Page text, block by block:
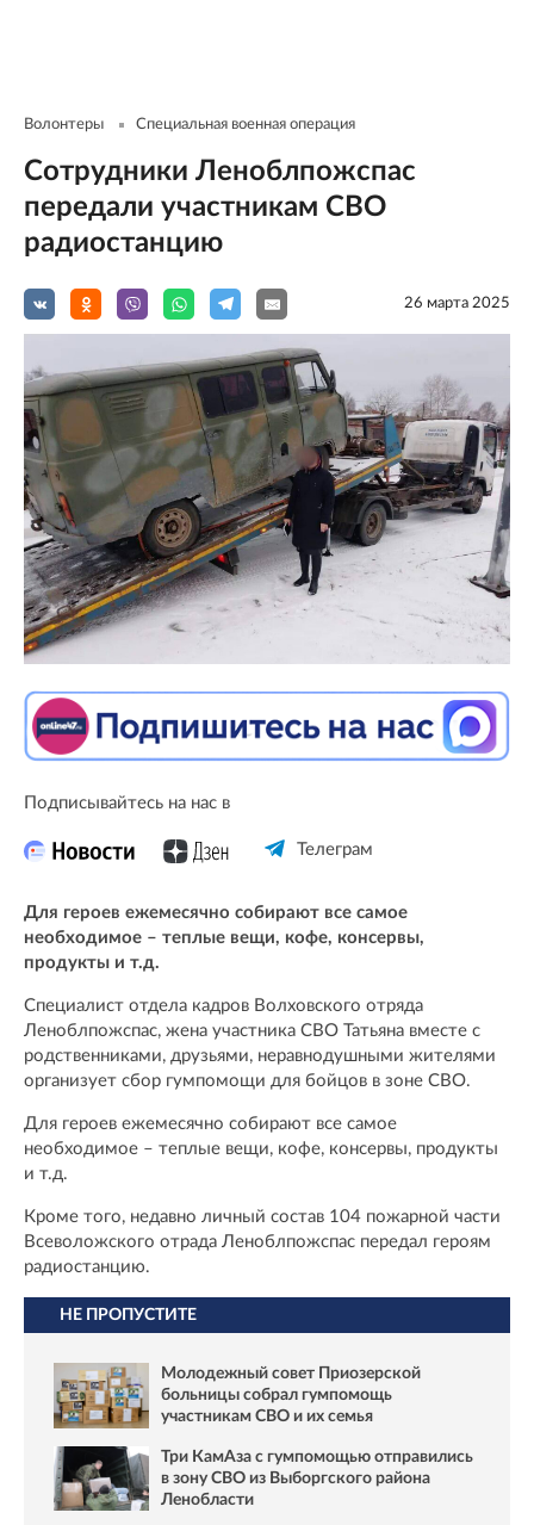
Волонтеры Специальная военная операция
Сотрудники Леноблпожспас
передали участникам СВО
радиостанцию
26 мартa 2025
Подписывайтесь на нас в
Телеграм
Для героев ежемесячно собирают все самое
необходимое – теплые вещи, кофе, консервы,
продукты и т.д.
Специалист отдела кадров Волховского отряда
Леноблпожспас, жена участника СВО Татьяна вместе с
родственниками, друзьями, неравнодушными жителями
организует сбор гумпомощи для бойцов в зоне СВО.
Для героев ежемесячно собирают все самое
необходимое – теплые вещи, кофе, консервы, продукты
и т.д.
Кроме того, недавно личный состав 104 пожарной части
Всеволожского отрада Леноблпожспас передал героям
радиостанцию.
НЕ ПРОПУСТИТЕ
Молодежный совет Приозерской
больницы собрал гумпомощь
участникам СВО и их семья
Три КамАза с гумпомощью отправились
в зону СВО из Выборгского района
Ленобласти